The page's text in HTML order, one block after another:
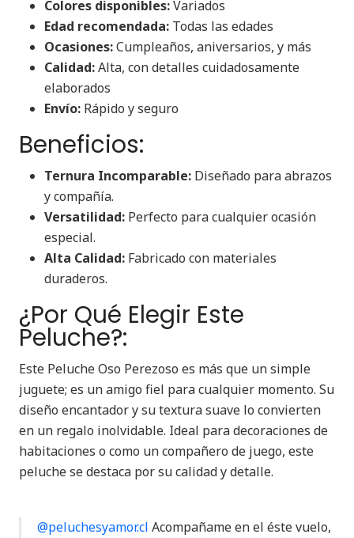
Colores disponibles:Variados
Edad recomendada: Todas las edades
Ocasiones:Cumpleaños, aniversarios, y más
Calidad:Alta, con detalles cuidadosamente
elaborados
Envío: Rápido y seguro
Beneficios:
Ternura Incomparable: Diseñado para abrazos
y compañía.
Versatilidad: Perfecto para cualquier ocasión
especial.
Alta Calidad: Fabricado con materiales
duraderos.
¿Por Qué Elegir Este
Peluche?:
Este Peluche Oso Perezoso es más que un simple
juguete; es un amigo fiel para cualquier momento. Su
diseño encantador y su textura suave lo convierten
en un regalo inolvidable. Ideal para decoraciones de
habitaciones o como un compañero de juego, este
peluche se destaca por su calidad y detalle.
@peluchesyamor.cl Acompañame en el éste vuelo,